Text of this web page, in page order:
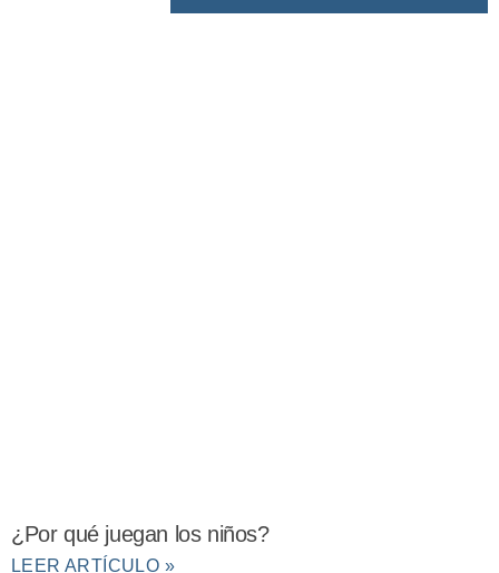
¿Por qué juegan los niños?
LEER ARTÍCULO »